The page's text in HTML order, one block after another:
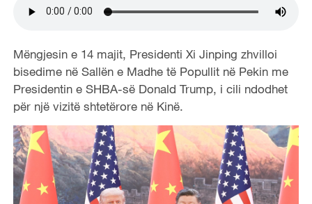
Mëngjesin e 14 majit, Presidenti Xi Jinping zhvilloi
bisedime në Sallën e Madhe të Popullit në Pekin me
Presidentin e SHBA-së Donald Trump, i cili ndodhet
për një vizitë shtetërore në Kinë.